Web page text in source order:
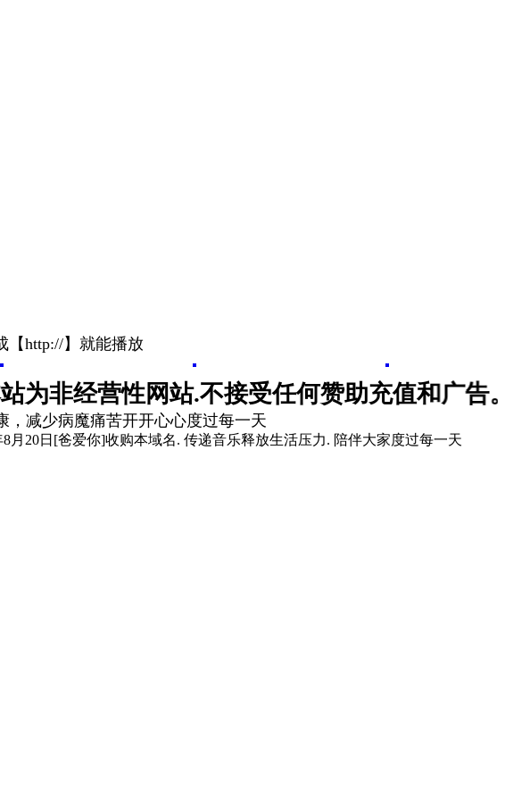
【http://】就能播放
非经营性网站.不接受任何赞助充值和广告。
，减少病魔痛苦开开心心度过每一天
月20日[爸爱你]收购本域名. 传递音乐释放生活压力. 陪伴大家度过每一天